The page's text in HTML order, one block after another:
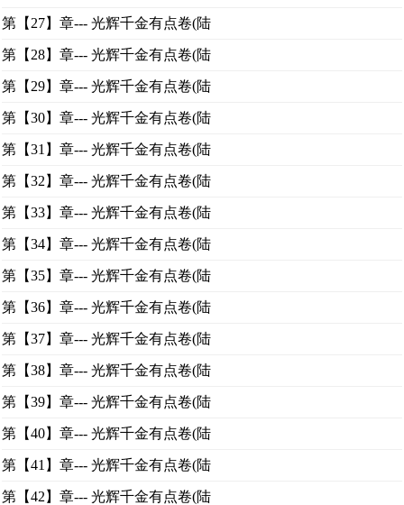
第【27】章--- 光辉千金有点卷(陆
第【28】章--- 光辉千金有点卷(陆
第【29】章--- 光辉千金有点卷(陆
第【30】章--- 光辉千金有点卷(陆
第【31】章--- 光辉千金有点卷(陆
第【32】章--- 光辉千金有点卷(陆
第【33】章--- 光辉千金有点卷(陆
第【34】章--- 光辉千金有点卷(陆
第【35】章--- 光辉千金有点卷(陆
第【36】章--- 光辉千金有点卷(陆
第【37】章--- 光辉千金有点卷(陆
第【38】章--- 光辉千金有点卷(陆
第【39】章--- 光辉千金有点卷(陆
第【40】章--- 光辉千金有点卷(陆
第【41】章--- 光辉千金有点卷(陆
第【42】章--- 光辉千金有点卷(陆